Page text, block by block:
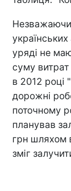
українських
уряді не
суму
в 2012 році
дорожні
поточному
планував
грн шляхом
зміг